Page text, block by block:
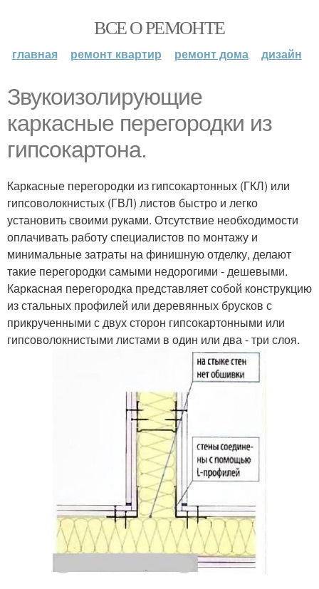
ВСЕ О РЕМОНТЕ
главная ремонт квартир ремонт дома дизайн
Звукоизолирующие
каркасные перегородки из
гипсокартона.
Каркасные перегородки из гипсокартонных (ГКЛ) или
гипсоволокнистых (ГВЛ) листов быстро и легко
установить своими руками. Отсутствие необходимости
оплачивать работу специалистов по монтажу и
минимальные затраты на финишную отделку, делают
такие перегородки самыми недорогими - дешевыми.
Каркасная перегородка представляет собой конструкцию
из стальных профилей или деревянных брусков с
прикрученными с двух сторон гипсокартонными или
гипсоволокнистыми листами в один или два - три слоя.